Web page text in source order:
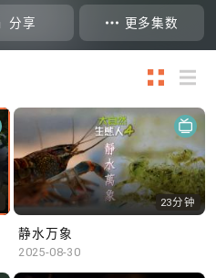
分享 更多集数
23分钟
静水万象
2025-08-30